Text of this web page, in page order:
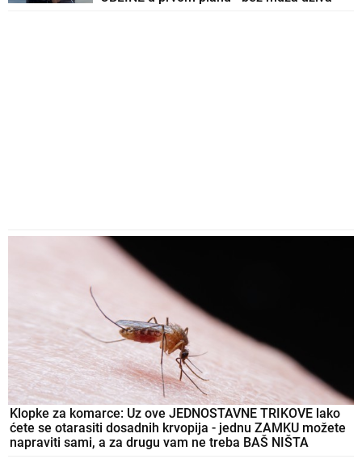
Klopke za komarce: Uz ove JEDNOSTAVNE TRIKOVE lako
ćete se otarasiti dosadnih krvopija - jednu ZAMKU možete
napraviti sami, a za drugu vam ne treba BAŠ NIŠTA